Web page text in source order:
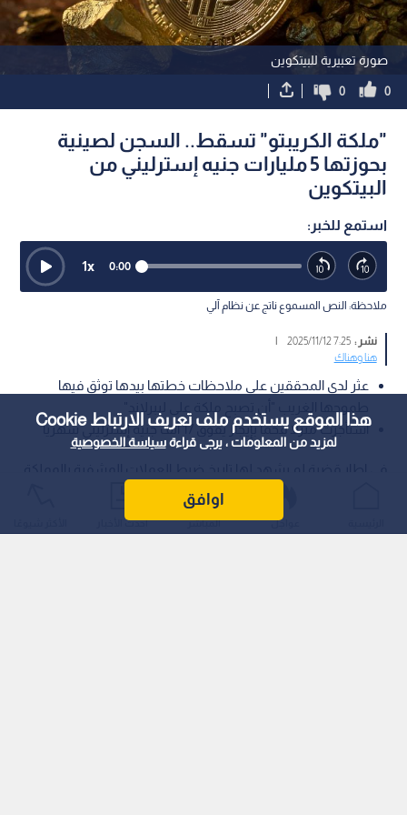
هذا الموقع يستخدم ملف تعريف الارتباط Cookie
لمزيد من المعلومات ، يرجى قراءةسياسة الخصوصية
اوافق
صورة تعبيرية للبيتكوين
0
0
"ملكة الكريبتو" تسقط.. السجن لصينية
بحوزتها 5 مليارات جنيه إسترليني من
البيتكوين
استمع للخبر:
0:00
1x
ملاحظة: النص المسموع ناتج عن نظام آلي
نشر :7:25 2025/11/12
|
هنا وهناك
عثر لدى المحققين على ملاحظات خطتها بيدها توثق فيها
استأجرت منزلا فخما بإيجار يفوق 17 ألف جنيه إسترليني شهريا
المتحدة مثيلا، أصدرت محكمة بريطانية حكما بالسجن يتجاوز أحد
عشر عاما على امرأة صينية تدعى تشي مين تشيان (47 عاما).
عواجل المباشر أحدث الأخبار